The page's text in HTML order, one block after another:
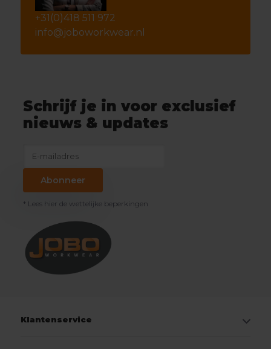
+31(0)418 511 972
info@joboworkwear.nl
Schrijf je in voor exclusief
nieuws & updates
Abonneer
* Lees hier de wettelijke beperkingen
Klantenservice